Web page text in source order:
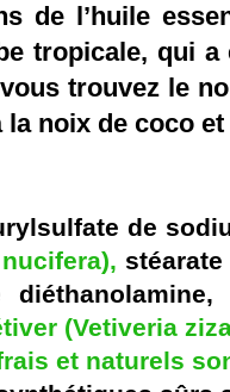
de l’huile
tropicale, qui
trouvez le
la noix de coco
de
diéthanolamine,
(Vetiveria
et naturels